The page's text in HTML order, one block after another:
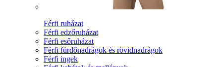
Férfi ruházat
Férfi edzőruházat
Férfi esőruházat
Férfi fürdőnadrágok és rövidnadrágok
Férfi ingek